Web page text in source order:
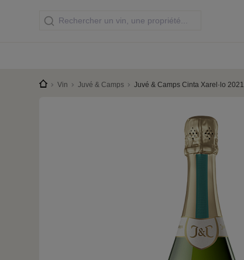
Vin Juvé & Camps Juvé & Camps Cinta Xarel·lo 2021